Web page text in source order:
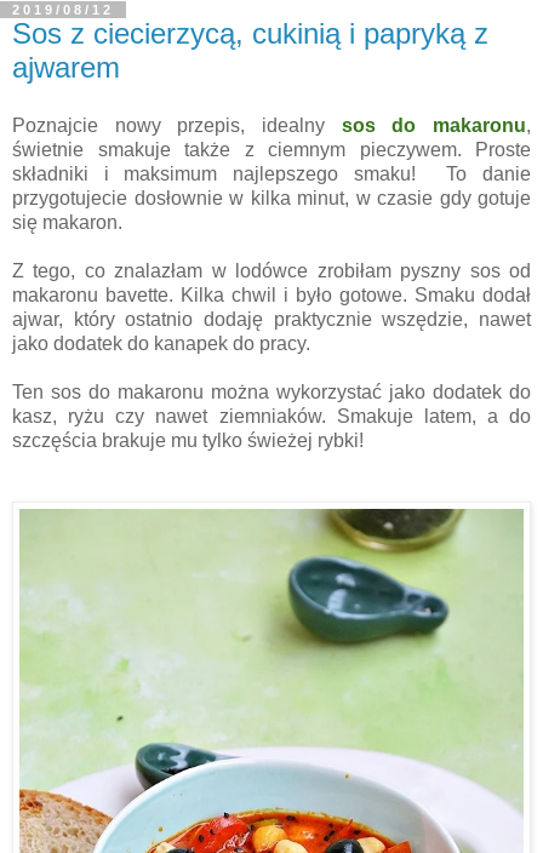
2019/08/12
Sos z ciecierzycą, cukinią i papryką z
ajwarem
Poznajcie nowy przepis, idealny sos do makaronu,
świetnie smakuje także z ciemnym pieczywem. Proste
składniki i maksimum najlepszego smaku! To danie
przygotujecie dosłownie w kilka minut, w czasie gdy gotuje
się makaron.
Z tego, co znalazłam w lodówce zrobiłam pyszny sos od
makaronu bavette. Kilka chwil i było gotowe. Smaku dodał
ajwar, który ostatnio dodaję praktycznie wszędzie, nawet
jako dodatek do kanapek do pracy.
Ten sos do makaronu można wykorzystać jako dodatek do
kasz, ryżu czy nawet ziemniaków. Smakuje latem, a do
szczęścia brakuje mu tylko świeżej rybki!